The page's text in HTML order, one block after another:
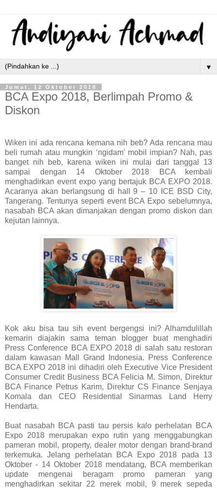
▼
Jumat, 12 Oktober 2018
BCA Expo 2018, Berlimpah Promo &
Diskon
Wiken ini ada rencana kemana nih beb? Ada rencana mau
beli rumah atau mungkin ‘ngidam’ mobil impian? Nah, pas
banget nih beb, karena wiken ini mulai dari tanggal 13
sampai dengan 14 Oktober 2018 BCA kembali
menghadirkan event expo yang bertajuk BCA EXPO 2018.
Acaranya akan berlangsung di hall 9 – 10 ICE BSD City,
Tangerang. Tentunya seperti event BCA Expo sebelumnya,
nasabah BCA akan dimanjakan dengan promo diskon dan
kejutan lainnya.
Kok aku bisa tau sih event bergengsi ini? Alhamdulillah
kemarin diajakin sama teman blogger buat menghadiri
Press Conference BCA EXPO 2018 di salah satu restoran
dalam kawasan Mall Grand Indonesia. Press Conference
BCA EXPO 2018 ini dihadiri oleh Executive Vice President
Consumer Credit Business BCA Felicia M. Simon, Direktur
BCA Finance Petrus Karim, Direktur CS Finance Senjaya
Komala dan CEO Residential Sinarmas Land Herry
Hendarta.
Buat nasabah BCA pasti tau persis kalo perhelatan BCA
Expo 2018 merupakan expo rutin yang menggabungkan
pameran mobil, property, dealer motor dengan brand-brand
terkemuka. Jelang perhelatan BCA Expo 2018 pada 13
Oktober - 14 Oktober 2018 mendatang, BCA memberikan
update mengenai beragam promo pameran yang
menghadirkan sekitar 22 merek mobil, 9 merek sepeda